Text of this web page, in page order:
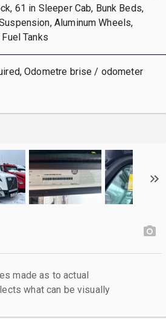
61 in Sleeper Cab, Bunk Beds,
Aluminum Wheels,
Tanks
Odometre brise / odometer
made as to actual
what can be visually